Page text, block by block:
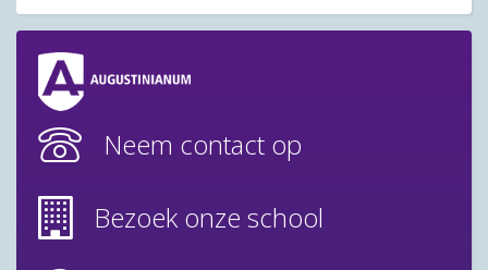
Neem contact op
Bezoek onze school